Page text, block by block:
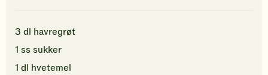
3 dl havregrøt
1 ss sukker
1 dl hvetemel